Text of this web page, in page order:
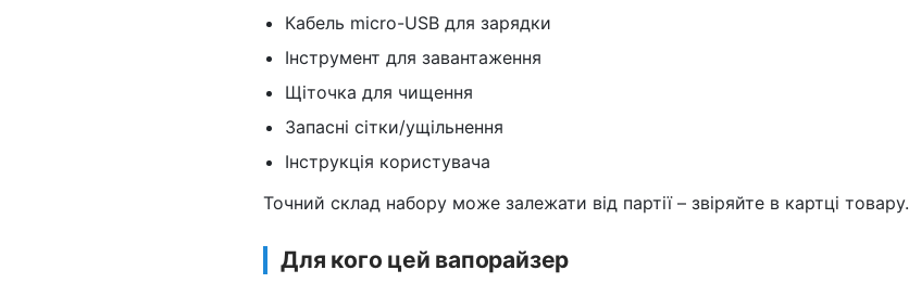
Кабель micro-USB для зарядки
Інструмент для завантаження
Щіточка для чищення
Запасні сітки/ущільнення
Інструкція користувача
Точний склад набору може залежати від партії – звіряйте в картці товару.
Для кого цей вапорайзер